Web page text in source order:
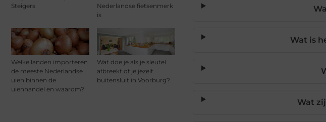
Steigers
Nederlandse fietsenmerk
is
Welke landen importeren
de meeste Nederlandse
uien binnen de
uienhandel en waarom?
Wat doe je als je sleutel
afbreekt of je jezelf
buitensluit in Voorburg?
Wat is
Wat